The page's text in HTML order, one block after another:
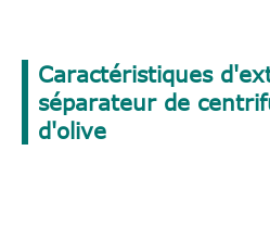
Caractéristiques
séparateur de
d'olive